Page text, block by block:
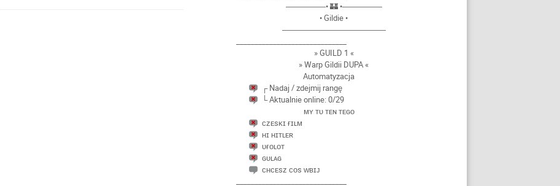
―――――• 🏰 •―――――
• Gildie •
―――――――――――――
» GUILD 1 «
» Warp Gildii DUPA «
Automatyzacja
┌ Nadaj / zdejmij rangę
└ Aktualnie online: 0/29
ᴍʏ ᴛᴜ ᴛᴇɴ ᴛᴇɢᴏ
ᴄᴢᴇsᴋɪ ғɪʟᴍ
ʜɪ ʜɪᴛʟᴇʀ
ᴜғᴏʟᴏᴛ
ɢᴜʟᴀɢ
ᴄʜᴄᴇsᴢ ᴄᴏs ᴡʙɪᴊ